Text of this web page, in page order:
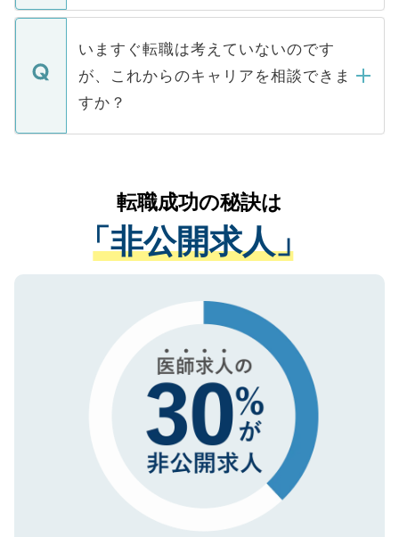
関を公にしてしまうと、応募が殺到する場
に、医療機関が求める条件に合った人材の
みを人材紹介会社に依頼するケースが増え
ています。
定を承諾する必要はありません。内定先へ
の辞退の連絡はキャリアパートナーが行い
ますので、ご安心ください。
個人情報が漏えいすることはありませんの
で、ご安心ください。当サイトからの登録
などで収集したご登録者様の個人情報は、
ご本人のキャリアアップおよび転職活動の
支援を目的に使用いたします。お預かりし
ているすべての個人データはご本人の許可
は、個人情報の取り扱いについての厳密な
管理基準を満たした事業者のみに付与され
る、プライバシーマークを取得済みです。
ご登録いただいた個人情報は、SSL（デー
で、機密保持に関してもご安心ください。
いますぐ転職は考えていないのです
が、これからのキャリアを相談できま
すか？
かがいして、現在の医療機関の状況や紹介
経験をまじえながら、適切なアドバイスを
させていただきます。すぐにご転職をされ
ない方には、長期的なサポートが可能です
ので、まずはご登録ください。
転職成功の秘訣は
「非公開求人」